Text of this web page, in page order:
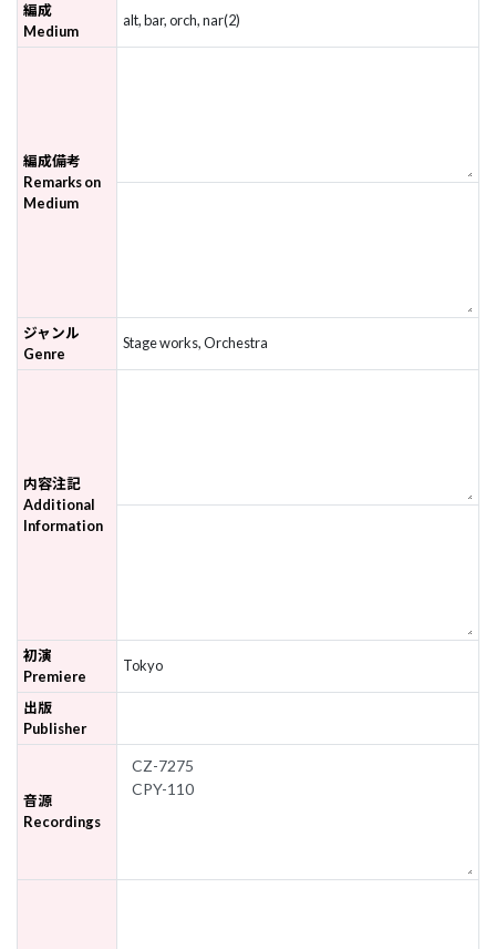
編成
Medium
alt, bar, orch, nar(2)
編成備考
Remarks on
Medium
ジャンル
Genre
Stage works, Orchestra
内容注記
Additional
Information
初演
Premiere
Tokyo
出版
Publisher
音源
Recordings